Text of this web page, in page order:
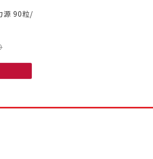
源 90粒/